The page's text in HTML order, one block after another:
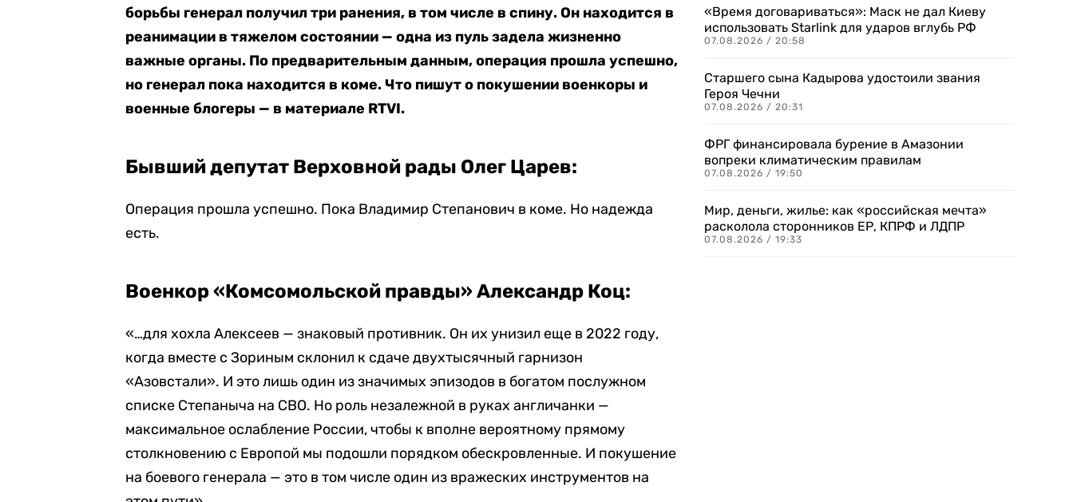
борьбы генерал получил три ранения, в том числе в спину. Он находится в
реанимации в тяжелом состоянии — одна из пуль задела жизненно
важные органы. По предварительным данным, операция прошла успешно,
но генерал пока находится в коме. Что пишут о покушении военкоры и
военные блогеры — в материале RTVI.
Бывший депутат Верховной рады Олег Царев:
Операция прошла успешно. Пока Владимир Степанович в коме. Но надежда
есть.
Военкор «Комсомольской правды» Александр Коц:
«…для хохла Алексеев — знаковый противник. Он их унизил еще в 2022 году,
когда вместе с Зориным склонил к сдаче двухтысячный гарнизон
«Азовстали». И это лишь один из значимых эпизодов в богатом послужном
списке Степаныча на СВО. Но роль незалежной в руках англичанки —
максимальное ослабление России, чтобы к вполне вероятному прямому
столкновению с Европой мы подошли порядком обескровленные. И покушение
на боевого генерала — это в том числе один из вражеских инструментов на
«Время договариваться»: Маск не дал Киеву
использовать Starlink для ударов вглубь РФ
07.08.2026 / 20:58
Старшего сына Кадырова удостоили звания
Героя Чечни
07.08.2026 / 20:31
ФРГ финансировала бурение в Амазонии
вопреки климатическим правилам
07.08.2026 / 19:50
Мир, деньги, жилье: как «российская мечта»
расколола сторонников ЕР, КПРФ и ЛДПР
07.08.2026 / 19:33